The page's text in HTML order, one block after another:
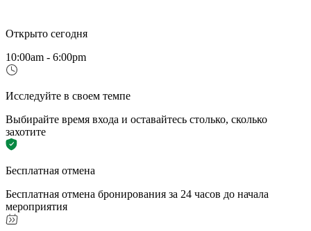
Открыто сегодня
10:00am - 6:00pm
Исследуйте в своем темпе
Выбирайте время входа и оставайтесь столько, сколько
захотите
Бесплатная отмена
Бесплатная отмена бронирования за 24 часов до начала
мероприятия